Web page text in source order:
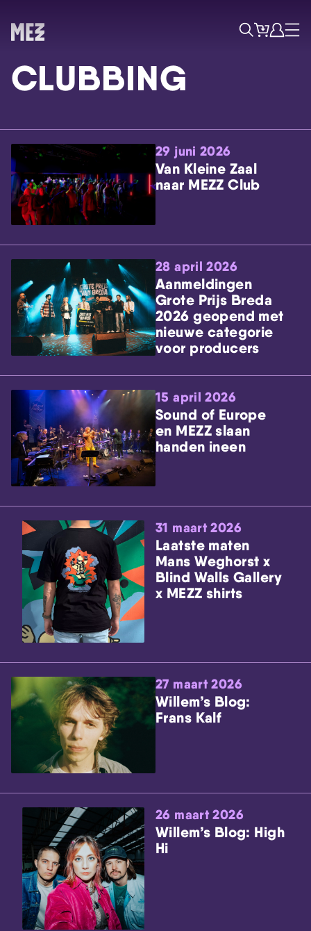
Skip navigatie
ZoekTicketsAccount
Menu
CLUBBING
29 juni 2026
Van Kleine Zaal
naar MEZZ Club
28 april 2026
Aanmeldingen
Grote Prijs Breda
2026 geopend met
nieuwe categorie
voor producers
15 april 2026
Sound of Europe
en MEZZ slaan
handen ineen
31 maart 2026
Laatste maten
Mans Weghorst x
Blind Walls Gallery
x MEZZ shirts
27 maart 2026
Willem’s Blog:
Frans Kalf
26 maart 2026
Willem’s Blog: High
Hi